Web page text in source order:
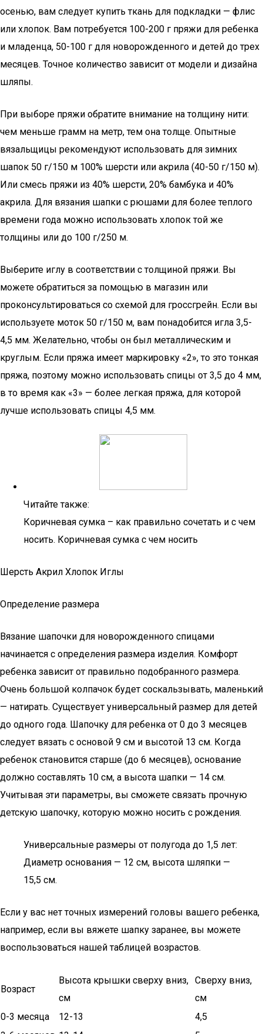
осенью, вам следует купить ткань для подкладки — флис
или хлопок. Вам потребуется 100-200 г пряжи для ребенка
и младенца, 50-100 г для новорожденного и детей до трех
месяцев. Точное количество зависит от модели и дизайна
шляпы.
При выборе пряжи обратите внимание на толщину нити:
чем меньше грамм на метр, тем она толще. Опытные
вязальщицы рекомендуют использовать для зимних
шапок 50 г/150 м 100% шерсти или акрила (40-50 г/150 м).
Или смесь пряжи из 40% шерсти, 20% бамбука и 40%
акрила. Для вязания шапки с рюшами для более теплого
времени года можно использовать хлопок той же
толщины или до 100 г/250 м.
Выберите иглу в соответствии с толщиной пряжи. Вы
можете обратиться за помощью в магазин или
проконсультироваться со схемой для гроссгрейн. Если вы
используете моток 50 г/150 м, вам понадобится игла 3,5-
4,5 мм. Желательно, чтобы он был металлическим и
круглым. Если пряжа имеет маркировку «2», то это тонкая
пряжа, поэтому можно использовать спицы от 3,5 до 4 мм,
в то время как «3» — более легкая пряжа, для которой
лучше использовать спицы 4,5 мм.
Читайте также:
Коричневая сумка – как правильно сочетать и с чем
носить. Коричневая сумка с чем носить
Шерсть Акрил Хлопок Иглы
Определение размера
Вязание шапочки для новорожденного спицами
начинается с определения размера изделия. Комфорт
ребенка зависит от правильно подобранного размера.
Очень большой колпачок будет соскальзывать, маленький
— натирать. Существует универсальный размер для детей
до одного года. Шапочку для ребенка от 0 до 3 месяцев
следует вязать с основой 9 см и высотой 13 см. Когда
ребенок становится старше (до 6 месяцев), основание
должно составлять 10 см, а высота шапки — 14 см.
Учитывая эти параметры, вы сможете связать прочную
детскую шапочку, которую можно носить с рождения.
Универсальные размеры от полугода до 1,5 лет:
Диаметр основания — 12 см, высота шляпки —
15,5 см.
Если у вас нет точных измерений головы вашего ребенка,
например, если вы вяжете шапку заранее, вы можете
воспользоваться нашей таблицей возрастов.
Возраст
Высота крышки сверху вниз,
см
Сверху вниз,
см
0-3 месяца
12-13
4,5